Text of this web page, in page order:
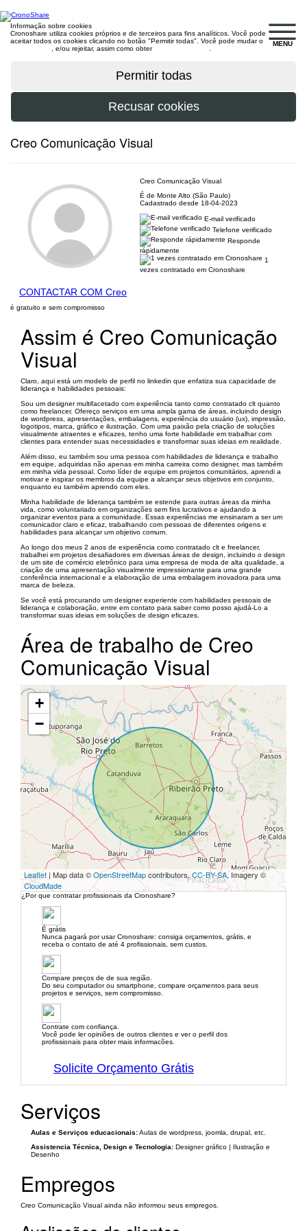
MENU
Informação sobre cookies
Cronoshare utiliza cookies próprios e de terceiros para fins analíticos. Você pode
aceitar todos os cookies clicando no botão "Permitir todas". Você pode mudar o
, e/ou rejeitar, assim como obter
Creo Comunicação Visual
Creo Comunicação Visual
É de Monte Alto (São Paulo)
Cadastrado desde 18-04-2023
E-mail verificado
Telefone verificado
Responde
rápidamente
1
vezes contratado em Cronoshare
CONTACTAR COM Creo
é gratuito e sem compromisso
Assim é Creo Comunicação
Visual
Claro, aqui está um modelo de perfil no linkedin que enfatiza sua capacidade de
liderança e habilidades pessoais:
Sou um designer multifacetado com experiência tanto como contratado clt quanto
como freelancer. Ofereço serviços em uma ampla gama de áreas, incluindo design
de wordpress, apresentações, embalagens, experiência do usuário (ux), impressão,
logotipos, marca, gráfico e ilustração. Com uma paixão pela criação de soluções
visualmente atraentes e eficazes, tenho uma forte habilidade em trabalhar com
clientes para entender suas necessidades e transformar suas ideias em realidade.
Além disso, eu também sou uma pessoa com habilidades de liderança e trabalho
em equipe, adquiridas não apenas em minha carreira como designer, mas também
em minha vida pessoal. Como líder de equipe em projetos comunitários, aprendi a
motivar e inspirar os membros da equipe a alcançar seus objetivos em conjunto,
enquanto eu também aprendo com eles.
Minha habilidade de liderança também se estende para outras áreas da minha
vida, como voluntariado em organizações sem fins lucrativos e ajudando a
organizar eventos para a comunidade. Essas experiências me ensinaram a ser um
comunicador claro e eficaz, trabalhando com pessoas de diferentes origens e
habilidades para alcançar um objetivo comum.
Ao longo dos meus 2 anos de experiência como contratado clt e freelancer,
trabalhei em projetos desafiadores em diversas áreas de design, incluindo o design
de um site de comércio eletrônico para uma empresa de moda de alta qualidade, a
criação de uma apresentação visualmente impressionante para uma grande
conferência internacional e a elaboração de uma embalagem inovadora para uma
marca de beleza.
Se você está procurando um designer experiente com habilidades pessoais de
liderança e colaboração, entre em contato para saber como posso ajudá-Lo a
transformar suas ideias em soluções de design eficazes.
Área de trabalho de Creo
Comunicação Visual
+
−
Leaflet | Map data ©OpenStreetMapcontributors,CC-BY-SA, Imagery ©
CloudMade
¿Por que contratar profissionais da Cronoshare?
É grátis
Nunca pagará por usar Cronoshare: consiga orçamentos, grátis, e
receba o contato de até 4 profissionais, sem custos.
Compare preços de de sua região.
Do seu computador ou smartphone, compare orçamentos para seus
projetos e serviços, sem compromisso.
Contrate com confiança.
Você pode ler opiniões de outros clientes e ver o perfil dos
profissionais para obter mais informacões.
Solicite Orçamento Grátis
Serviços
Aulas e Serviços educacionais:Aulas de wordpress, joomla, drupal, etc.
Assistencia Técnica, Design e Tecnologia: Designer gráfico | Ilustração e
Desenho
Empregos
Creo Comunicação Visual ainda não informou seus empregos.